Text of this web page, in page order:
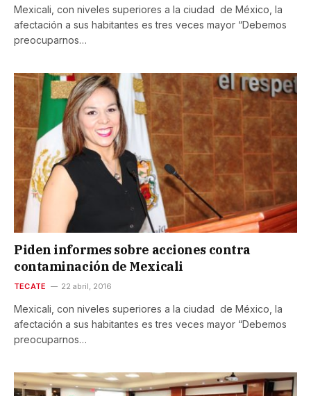
Mexicali, con niveles superiores a la ciudad de México, la
afectación a sus habitantes es tres veces mayor “Debemos
preocuparnos…
Piden informes sobre acciones contra
contaminación de Mexicali
TECATE 22 abril, 2016
Mexicali, con niveles superiores a la ciudad de México, la
afectación a sus habitantes es tres veces mayor “Debemos
preocuparnos…